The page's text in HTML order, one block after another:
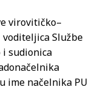
virovitičko–
Službe
sudionica
ime načelnika PU